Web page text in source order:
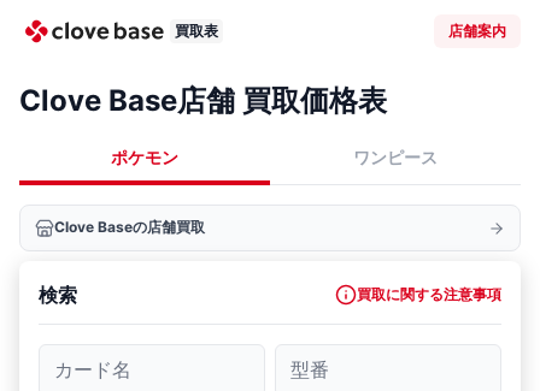
買取表 店舗案内
Clove Base店舗 買取価格表
ポケモン ワンピース
Clove Baseの店舗買取
検索 買取に関する注意事項
カード名 型番